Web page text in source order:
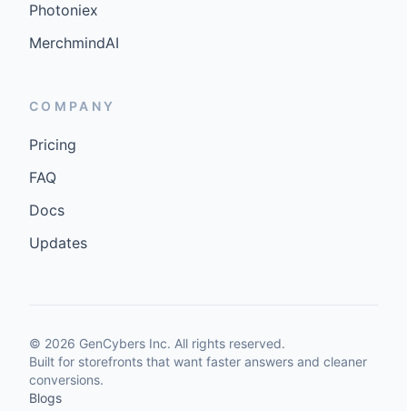
Photoniex
MerchmindAI
COMPANY
Pricing
FAQ
Docs
Updates
© 2026 GenCybers Inc. All rights reserved.
Built for storefronts that want faster answers and cleaner
conversions.
Blogs